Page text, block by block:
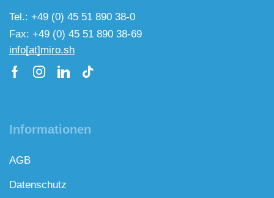
Tel.: +49 (0) 45 51 890 38-0
Fax: +49 (0) 45 51 890 38-69
info[at]miro.sh
Informationen
AGB
Datenschutz